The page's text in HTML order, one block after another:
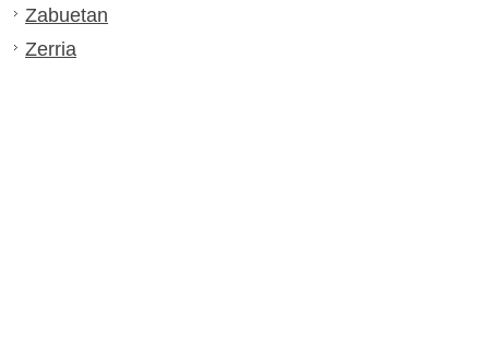
Zabuetan
Zerria